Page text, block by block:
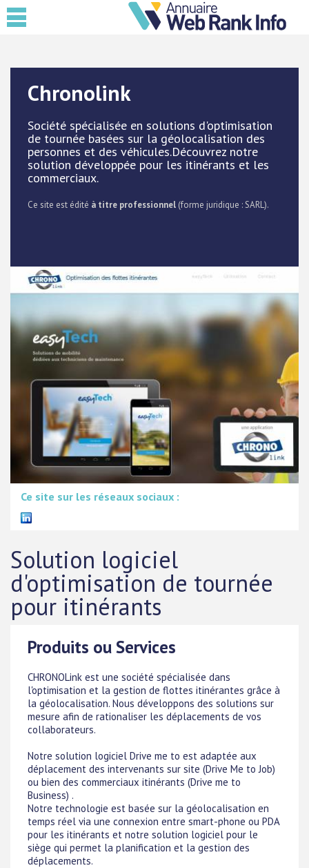
Chronolink
Société spécialisée en solutions d'optimisation
de tournée basées sur la géolocalisation des
personnes et des véhicules.Découvrez notre
solution développée pour les itinérants et les
commerciaux.
Ce site est édité à titre professionnel (forme juridique : SARL).
Ce site sur les réseaux sociaux :
Solution logiciel
d'optimisation de tournée
pour itinérants
Produits ou Services
CHRONOLink est une société spécialisée dans
l'optimisation et la gestion de flottes itinérantes grâce à
la géolocalisation. Nous développons des solutions sur
mesure afin de rationaliser les déplacements de vos
collaborateurs.
Notre solution logiciel Drive me to est adaptée aux
déplacement des intervenants sur site (Drive Me to Job)
ou bien des commerciaux itinérants (Drive me to
Business) .
Notre technologie est basée sur la géolocalisation en
temps réel via une connexion entre smart-phone ou PDA
pour les itinérants et notre solution logiciel pour le
siège qui permet la planification et la gestion des
déplacements.